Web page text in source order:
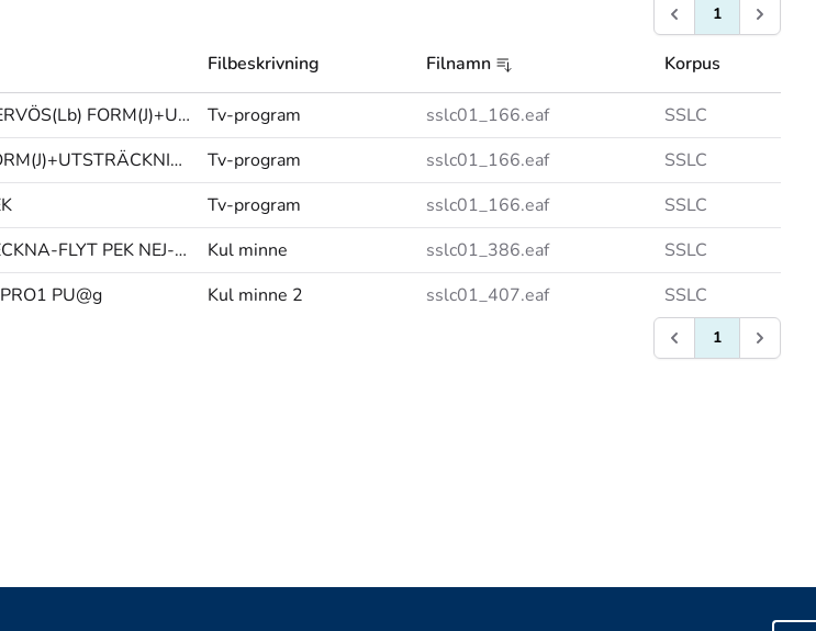
1
Filbeskrivning Filnamn Korpus
NERVÖS(Lb) FORM(J)+UTSTRÄCKNING@p FORM(J)@p@hd Tv-program sslc01_166.eaf
SSLC
FORM(J)+UTSTRÄCKNING@p FORM(J)@p@hd FÖRSKRÄCKT Tv-program sslc01_166.eaf
SSLC
Tv-program sslc01_166.eaf
SSLC
TECKNA-FLYT PEK NEJ-NEHEJ(J) Kul minne sslc01_386.eaf
SSLC
PU@g Kul minne 2 sslc01_407.eaf SSLC
1